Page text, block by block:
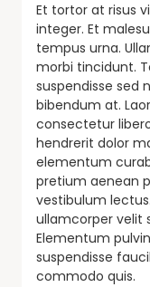
Et tortor at risus
integer. Et
tempus urna.
morbi tincidunt.
suspendisse sed
bibendum at.
consectetur
hendrerit dolor
elementum
pretium aenean
vestibulum
ullamcorper velit
Elementum
suspendisse
commodo quis.